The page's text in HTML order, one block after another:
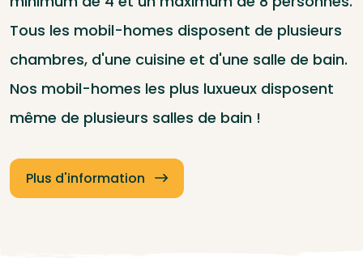
Tous les mobil-homes disposent de plusieurs
chambres, d'une cuisine et d'une salle de bain.
Nos mobil-homes les plus luxueux disposent
même de plusieurs salles de bain !
Plus d'information